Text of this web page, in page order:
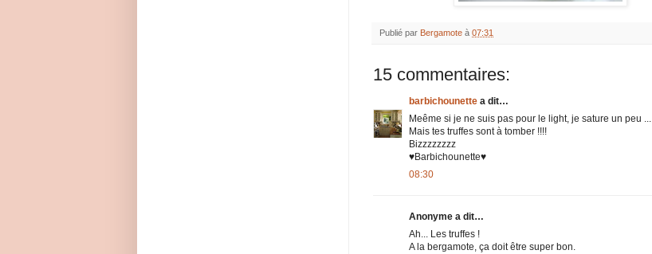
Publié par Bergamote à 07:31
15 commentaires:
barbichounette a dit…
Meême si je ne suis pas pour le light, je sature un peu ...
Mais tes truffes sont à tomber !!!!
Bizzzzzzzz
♥Barbichounette♥
08:30
Anonyme a dit…
Ah... Les truffes !
A la bergamote, ça doit être super bon.